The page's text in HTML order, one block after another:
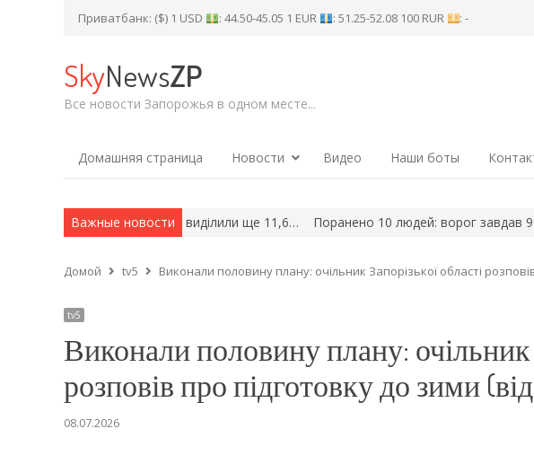
Приватбанк: ($) 1 USD : 44.50-45.05 1 EUR : 51.25-52.08 100 RUR : -
SkyNewsZP
Все новости Запорожья в одном месте...
Домашняя страница Новости Видео Наши боты
Важные новости
житла у Запоріжжі виділили ще 11,6… Поранено 10 людей: ворог завдав 997
Домой tv5 Виконали половину плану: очільник Запорізької області
tv5
Виконали половину плану: очільник
розповів про підготовку до зими
08.07.2026